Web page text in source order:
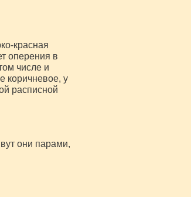
красная
оперения в
числе и
коричневое, у
расписной
они парами,